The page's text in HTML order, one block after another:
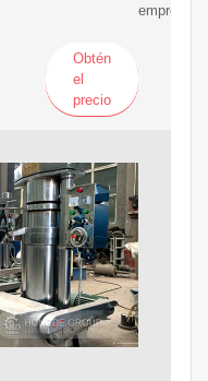
empresa.
Obtén
el
precio